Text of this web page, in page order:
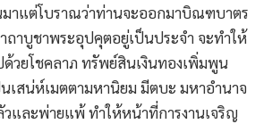
มาแต่โบราณว่าท่านจะออกมาบิณฑบาตร
าบูชาพระอุปคุตอยู่เป็นประจำ จะทำให้
ด้วยโชคลาภ ทรัพย์สินเงินทองเพิ่มพูน
เสน่ห์เมตตามหานิยม มีตบะ มหาอำนาจ
วและพ่ายแพ้ ทำให้หน้าที่การงานเจริญ